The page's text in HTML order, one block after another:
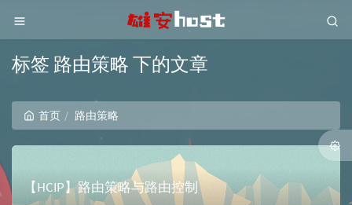
标签 路由策略 下的文章
首页 路由策略
【HCIP】路由策略与路由控制